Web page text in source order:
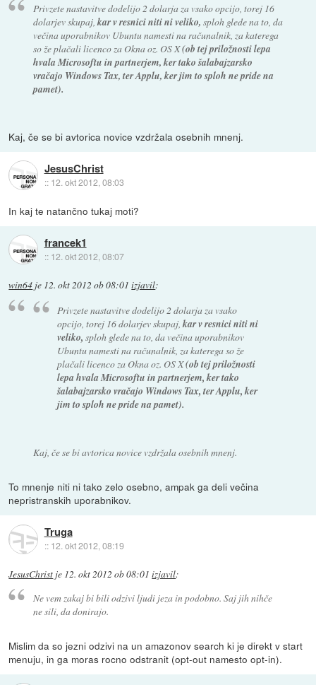
Privzete nastavitve dodelijo 2 dolarja za vsako opcijo, torej 16
dolarjev skupaj, kar v resnici niti ni veliko, sploh glede na to, da
večina uporabnikov Ubuntu namesti na računalnik, za katerega
so že plačali licenco za Okna oz. OS X(ob tej priložnosti lepa
hvala Microsoftu in partnerjem, ker tako šalabajzarsko
vračajo Windows Tax, ter Applu, ker jim to sploh ne pride na
pamet).
Kaj, če se bi avtorica novice vzdržala osebnih mnenj.
JesusChrist
:: 12. okt 2012, 08:03
In kaj te natančno tukaj moti?
francek1
:: 12. okt 2012, 08:07
win64 je 12. okt 2012 ob 08:01 izjavil:
Privzete nastavitve dodelijo 2 dolarja za vsako
opcijo, torej 16 dolarjev skupaj,kar v resnici niti ni
veliko, sploh glede na to, da večina uporabnikov
Ubuntu namesti na računalnik, za katerega so že
plačali licenco za Okna oz. OS X(ob tej priložnosti
lepa hvala Microsoftu in partnerjem, ker tako
šalabajzarsko vračajo Windows Tax, ter Applu, ker
jim to sploh ne pride na pamet).
Kaj, če se bi avtorica novice vzdržala osebnih mnenj.
To mnenje niti ni tako zelo osebno, ampak ga deli večina
nepristranskih uporabnikov.
Truga
:: 12. okt 2012, 08:19
JesusChrist je 12. okt 2012 ob 08:01 izjavil:
Ne vem zakaj bi bili odzivi ljudi jeza in podobno. Saj jih nihče
ne sili, da donirajo.
Mislim da so jezni odzivi na un amazonov search ki je direkt v start
menuju, in ga moras rocno odstranit (opt-out namesto opt-in).